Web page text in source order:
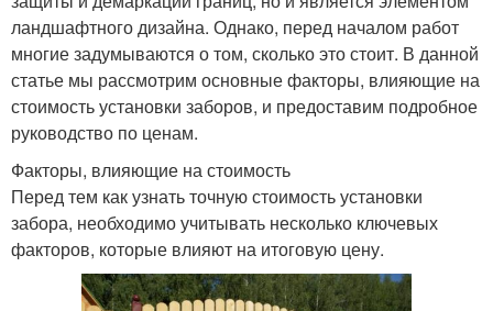
ландшафтного дизайна. Однако, перед началом работ
многие задумываются о том, сколько это стоит. В данной
статье мы рассмотрим основные факторы, влияющие на
стоимость установки заборов, и предоставим подробное
руководство по ценам.
Факторы, влияющие на стоимость
Перед тем как узнать точную стоимость установки
забора, необходимо учитывать несколько ключевых
факторов, которые влияют на итоговую цену.